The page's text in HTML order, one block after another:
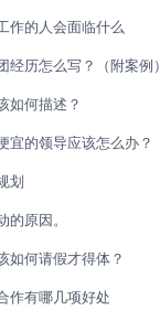
作的人会面临什么
经历怎么写？（附案例）
如何描述？
宜的领导应该怎么办？
划
原因。
如何请假才得体？
作有哪几项好处